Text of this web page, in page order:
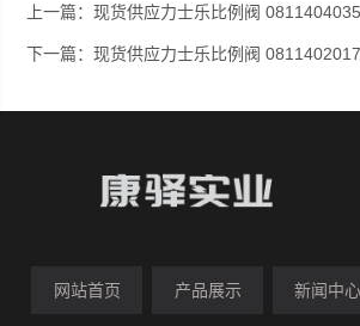
上一篇：现货供应力士乐比例阀 0811404035
下一篇：现货供应力士乐比例阀 0811402017
网站首页 产品展示 新闻中心